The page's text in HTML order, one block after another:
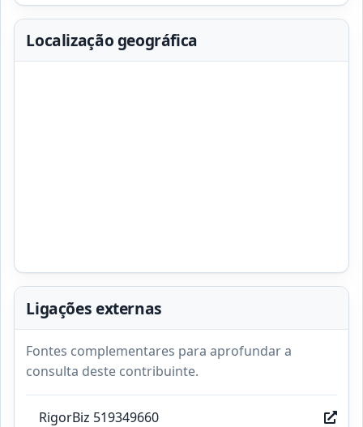
Localização geográfica
Ligações externas
Fontes complementares para aprofundar a
consulta deste contribuinte.
RigorBiz 519349660